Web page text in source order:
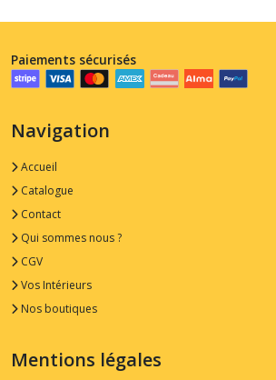
Paiements sécurisés
Navigation
Accueil
Catalogue
Contact
Qui sommes nous ?
CGV
Vos Intérieurs
Nos boutiques
Mentions légales